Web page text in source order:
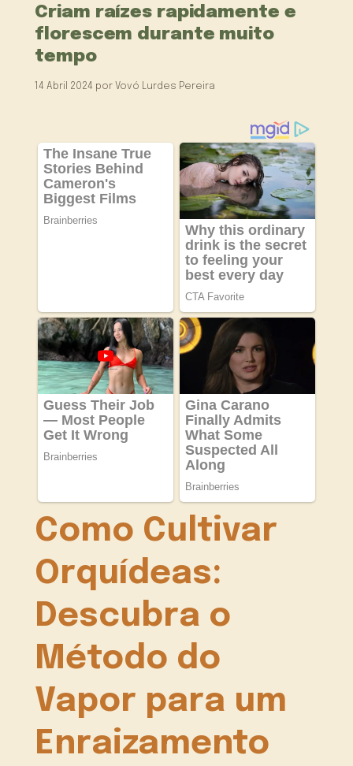
Criam raízes rapidamente e
florescem durante muito
tempo
14 Abril 2024 por Vovó Lurdes Pereira
Como Cultivar
Orquídeas:
Descubra o
Método do
Vapor para um
Enraizamento